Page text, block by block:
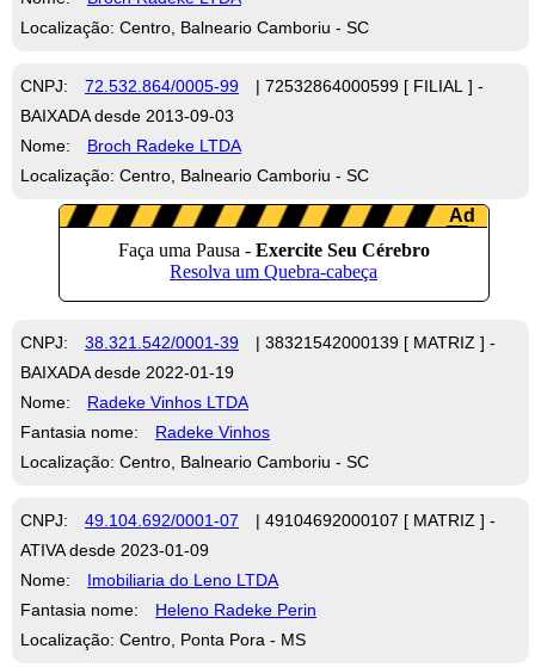
Localização: Centro, Balneario Camboriu - SC
CNPJ: 72.532.864/0005-99
| 72532864000599 [ FILIAL ] -
BAIXADA desde 2013-09-03
Nome:
Broch Radeke LTDA
Localização: Centro, Balneario Camboriu - SC
CNPJ: 38.321.542/0001-39
| 38321542000139 [ MATRIZ ] -
BAIXADA desde 2022-01-19
Nome:
Radeke Vinhos LTDA
Fantasia nome:
Radeke Vinhos
Localização: Centro, Balneario Camboriu - SC
CNPJ: 49.104.692/0001-07
| 49104692000107 [ MATRIZ ] -
ATIVA desde 2023-01-09
Nome:
Imobiliaria do Leno LTDA
Fantasia nome:
Heleno Radeke Perin
Localização: Centro, Ponta Pora - MS